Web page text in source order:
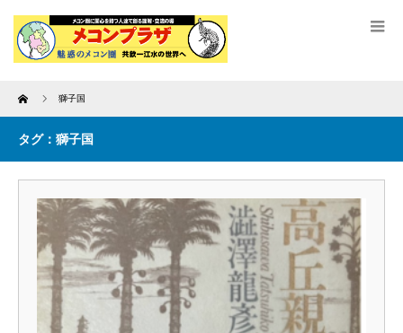
Home 獅子国
タグ：獅子国